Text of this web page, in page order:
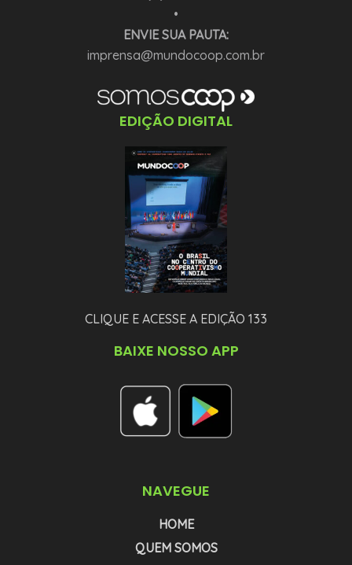
•
ENVIE SUA PAUTA:
imprensa@mundocoop.com.br
EDIÇÃO DIGITAL
CLIQUE E ACESSE A EDIÇÃO 133
BAIXE NOSSO APP
NAVEGUE
HOME
QUEM SOMOS